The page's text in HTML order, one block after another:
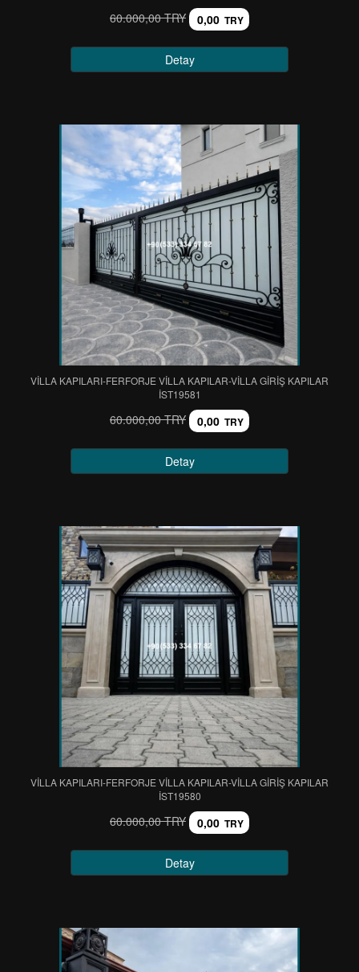
60.000,00 TRY 0,00 TRY
Detay
VİLLA KAPILARI-FERFORJE VİLLA KAPILAR-VİLLA GİRİŞ KAPILAR
IST19581
60.000,00 TRY 0,00 TRY
Detay
VİLLA KAPILARI-FERFORJE VİLLA KAPILAR-VİLLA GİRİŞ KAPILAR
IST19580
60.000,00 TRY 0,00 TRY
Detay